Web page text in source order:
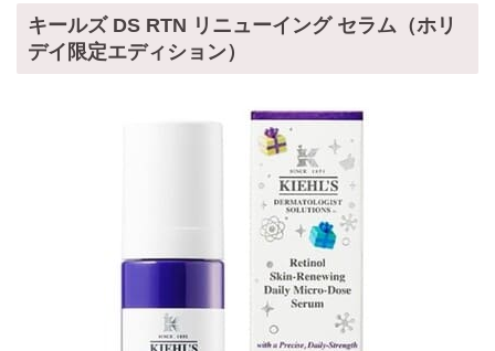
キールズ DS RTN リニューイング セラム（ホリ
デイ限定エディション）